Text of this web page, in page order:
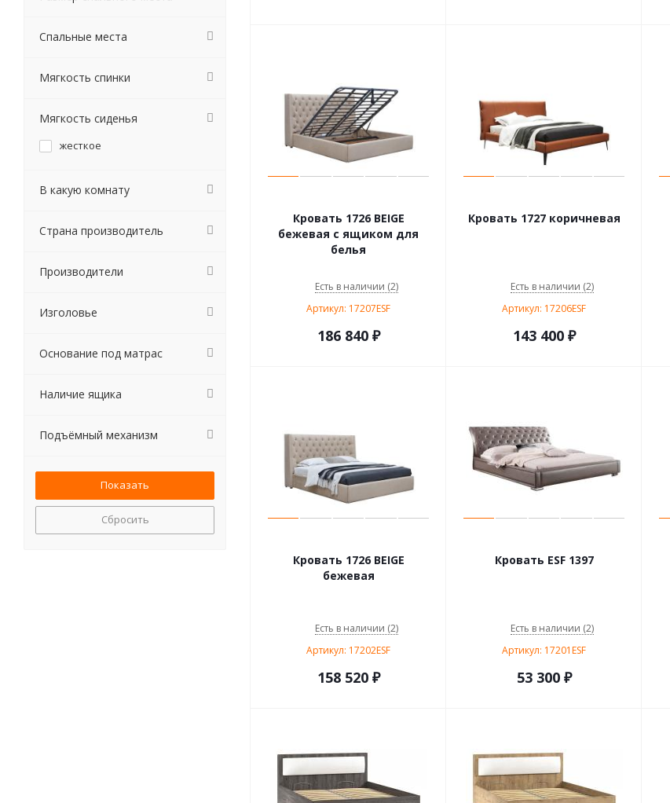
Кровать 1726 BEIGE
бежевая с ящиком для
белья
Есть в наличии (2)
Артикул: 17207ESF
186 840₽
Кровать 1727 коричневая
Есть в наличии (2)
Артикул: 17206ESF
143 400₽
Кровать 1726 BEIGE
бежевая
Есть в наличии (2)
Артикул: 17202ESF
158 520₽
Кровать ESF 1397
Есть в наличии (2)
Артикул: 17201ESF
53 300₽
Спальные места
Мягкость спинки
Мягкость сиденья
жесткое
В какую комнату
Страна производитель
Производители
Изголовье
Основание под матрас
Наличие ящика
Подъёмный механизм
Сбросить